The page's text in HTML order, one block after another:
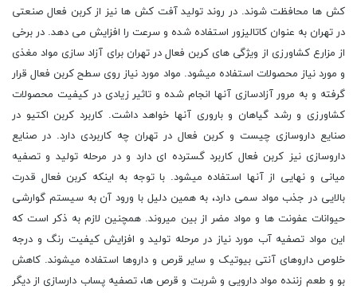
کش ها محافظت شوند. در روند تولید آفت کش ها نیز از کربن فعال صنعتی
در تهران به عنوان کاتالیزور استفاده شده و سرعت را افزایش می دهد. در برخی
از مزارع کشاورزی از ویژگی های کربن فعال در تهران برای آزاد سازی مواد مغذی
و مورد نیاز محصولات استفاده میشود. مواد مورد نیاز روی سطح کربن فعال قرار
گرفته و به مرور آزادسازی آنها انجام شده و تاثیر زیادی در کیفیت محصولات
کشاورزی و رشد گیاهان و باروری آنها خواهد داشت. کاربرد کربن اکتیو در
صنایع داروسازی چیست و کربن فعال در تهران چه کاربردی دارد. در صنایع
داروسازی نیز کربن فعال کاربرد گسترده ای دارد و در مرحله تولید و تصفیه
میانی و نهایی از آنها استفاده میشود. با توجه به اینکه کربن فعال قدرت
بالایی در جذب مواد سمی دارد، به همین دلیل با ورود آن به سیستم گوارشی
حیوانات عفونت ها و مواد مضر از بین میروند. همچنین لازم به ذکر است که
این مواد تصفیه آب مورد نیاز در مرحله تولید و افزایش کیفیت رنگ و درجه
خلوص داروهای آنتی بیوتیک و سایر قرص و داروها استفاده میشوند. کاهش
بو و طعم زننده مواد دارویی و شربت و قرص ها، تصفیه پساب دارسازی از دیگر